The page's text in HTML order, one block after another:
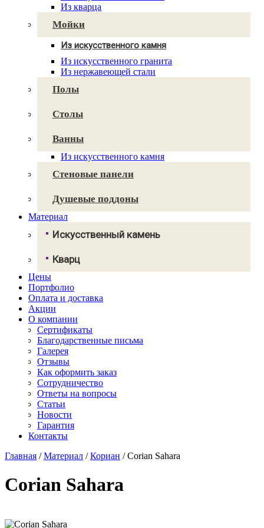
Cambria
Technistone
Avant Quartz
Из кварца
Мойки
Из искусственного камня
Для кухни
Для ванной
Из искусственного гранита
Из нержавеющей стали
Полы
Столы
Ванны
Из искусственного камня
Стеновые панели
Душевые поддоны
Материал
Искусственный камень
NeoMarm
Хай-макс
Старон
Ханекс
Акрилика
Кориан
Монтелли
Тристоун
Кварц
СмартКварц
Цезарьстоун
Викостон
Технистон
Камбрия
Плазастон
Цены
Портфолио
Оплата и доставка
Акции
О компании
Сертификаты
Благодарственные письма
Галерея
Отзывы
Как оформить заказ
Сотрудничество
Ответы на вопросы
Статьи
Новости
Гарантия
Контакты
Главная /Материал /Кориан /Corian Sahara
Corian Sahara